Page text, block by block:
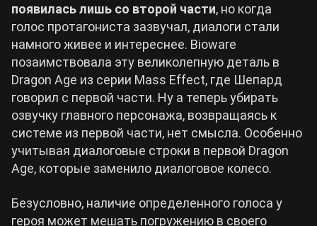
появилась лишь со второй части, но когда
голос протагониста зазвучал, диалоги стали
намного живее и интереснее. Bioware
позаимствовала эту великолепную деталь в
Dragon Age из серии Mass Effect, где Шепард
говорил с первой части. Ну а теперь убирать
озвучку главного персонажа, возвращаясь к
системе из первой части, нет смысла. Особенно
учитывая диалоговые строки в первой Dragon
Age, которые заменило диалоговое колесо.
Безусловно, наличие определенного голоса у
героя может мешать погружению в своего